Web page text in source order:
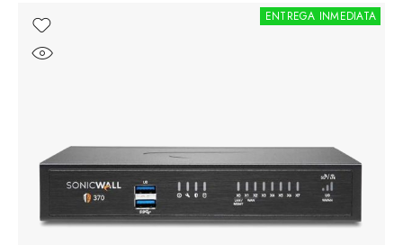
ENTREGA INMEDIATA